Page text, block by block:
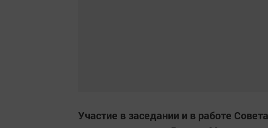
Участие в заседании и в работе